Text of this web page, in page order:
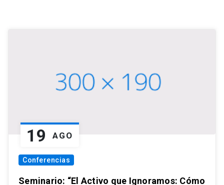
19 AGO
Conferencias
Seminario: “El Activo que Ignoramos: Cómo